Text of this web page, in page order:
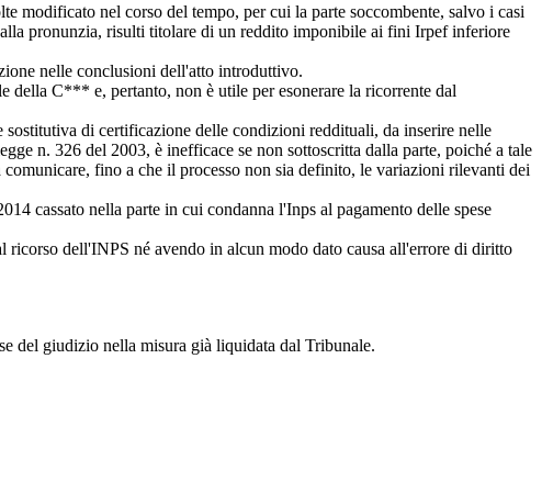
modificato nel corso del tempo, per cui la parte soccombente, salvo i casi
alla pronunzia, risulti titolare di un reddito imponibile ai fini Irpef inferiore
nelle conclusioni dell'atto introduttivo.
della C*** e, pertanto, non è utile per esonerare la ricorrente dal
di certificazione delle condizioni reddituali, da inserire nelle
n. 326 del 2003, è inefficace se non sottoscritta dalla parte, poiché a tale
fino a che il processo non sia definito, le variazioni rilevanti dei
cassato nella parte in cui condanna l'Inps al pagamento delle spese
ricorso dell'INPS né avendo in alcun modo dato causa all'errore di diritto
del giudizio nella misura già liquidata dal Tribunale.